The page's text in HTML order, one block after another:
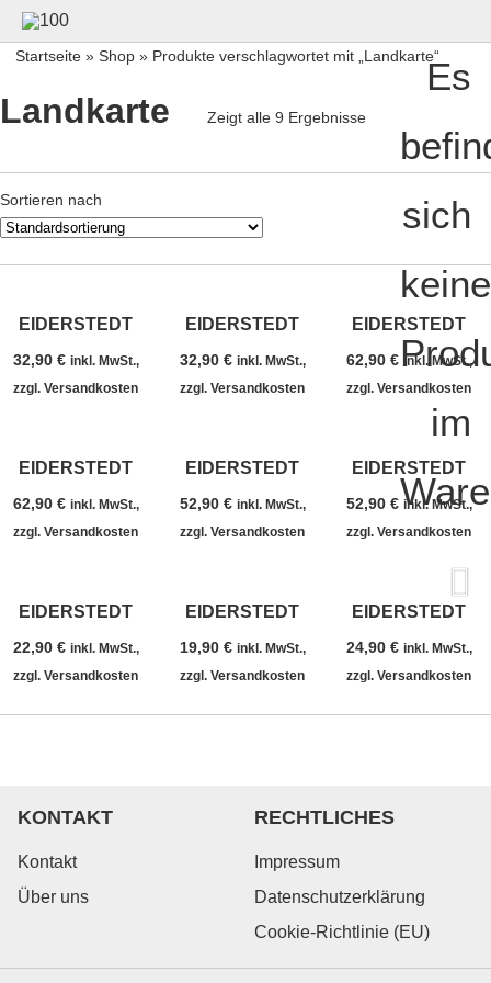
Es
sich
keine
im
Startseite» Shop» Produkte verschlagwortet mit „Landkarte“
Landkarte Zeigt alle 9 Ergebnisse
Sortieren nach
EIDERSTEDT
32,90 € inkl. MwSt.,
zzgl. Versandkosten
EIDERSTEDT
32,90 € inkl. MwSt.,
zzgl. Versandkosten
EIDERSTEDT
62,90 € inkl. MwSt.,
zzgl. Versandkosten
EIDERSTEDT
62,90 € inkl. MwSt.,
zzgl. Versandkosten
EIDERSTEDT
52,90 € inkl. MwSt.,
zzgl. Versandkosten
EIDERSTEDT
52,90 € inkl. MwSt.,
zzgl. Versandkosten
EIDERSTEDT
22,90 € inkl. MwSt.,
zzgl. Versandkosten
EIDERSTEDT
19,90 € inkl. MwSt.,
zzgl. Versandkosten
EIDERSTEDT
24,90 € inkl. MwSt.,
zzgl. Versandkosten
KONTAKT
Kontakt
Über uns
RECHTLICHES
Impressum
Datenschutzerklärung
Cookie-Richtlinie (EU)